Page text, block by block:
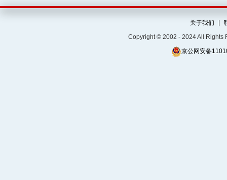
关于我们
Copyright © 2002 - 2024 All Rights
京公网安备